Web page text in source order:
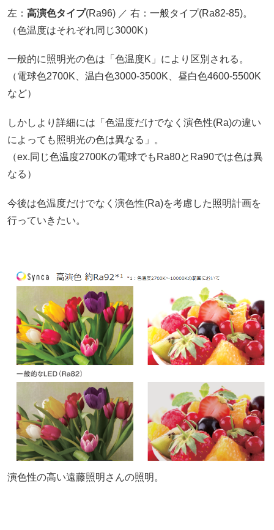
左： 高演色タイプ(Ra96) ／ 右：一般タイプ(Ra82-85)。
（色温度はそれぞれ同じ3000K）
一般的に照明光の色は「色温度K」により区別される。
（電球色2700K、温白色3000-3500K、昼白色4600-5500K
など）
しかしより詳細には「色温度だけでなく演色性(Ra)の違い
によっても照明光の色は異なる」。
（ex.同じ色温度2700Kの電球でもRa80とRa90では色は異
なる）
今後は色温度だけでなく演色性(Ra)を考慮した照明計画を
行っていきたい。
演色性の高い遠藤照明さんの照明。